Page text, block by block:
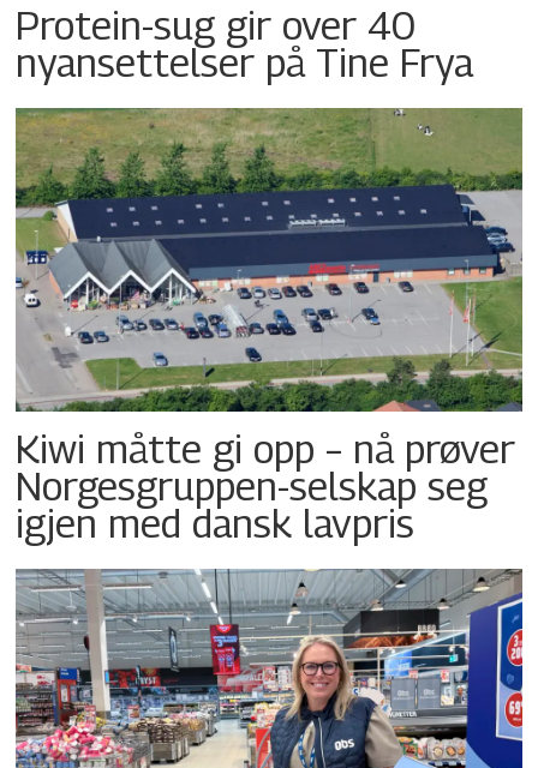
Protein-sug gir over 40
nyansettelser på Tine Frya
Kiwi måtte gi opp – nå prøver
Norgesgruppen-selskap seg
igjen med dansk lavpris